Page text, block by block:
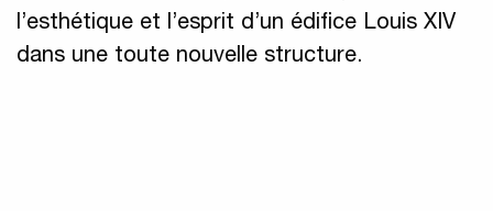
l’esthétique et l’esprit d’un édifice Louis XIV
dans une toute nouvelle structure.